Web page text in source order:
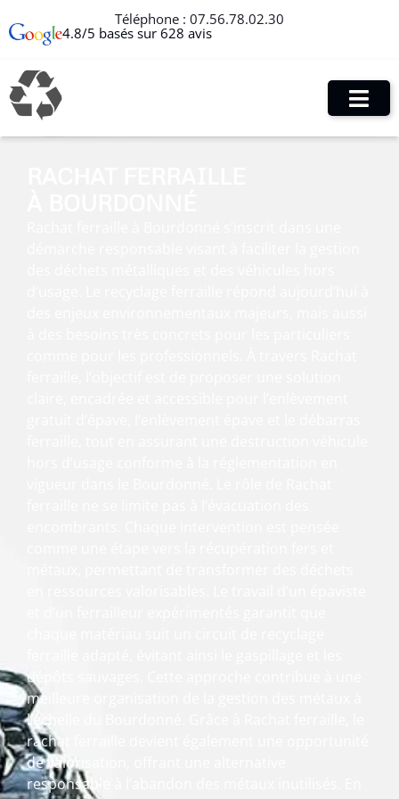
Téléphone : 07.56.78.02.30
4.8/5 basés sur 628 avis
dépôts sauvages. Cette approche contribue à une
meilleure organisation de la gestion des métaux à
l’échelle du Bourdonné. Grâce à Rachat ferraille, le
rachat ferraille devient également une opportunité
de valorisation, offrant une alternative
responsable à l’abandon des métaux inutilisés. En